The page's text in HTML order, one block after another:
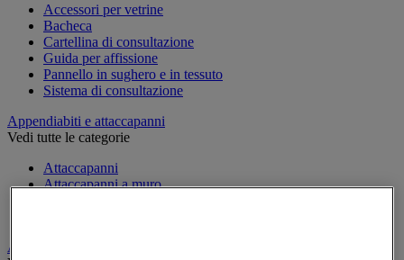
Accessori per vetrine
Bacheca
Cartellina di consultazione
Guida per affissione
Pannello in sughero e in tessuto
Sistema di consultazione
Appendiabiti e attaccapanni
Vedi tutte le categorie
Attaccapanni
Attaccapanni a muro
Armadio e archiviazione